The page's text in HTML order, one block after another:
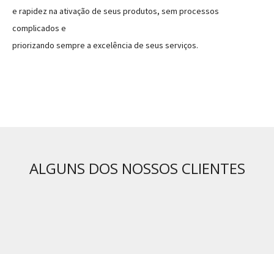
e rapidez na ativação de seus produtos, sem processos
complicados e
priorizando sempre a excelência de seus serviços.
ALGUNS DOS NOSSOS CLIENTES